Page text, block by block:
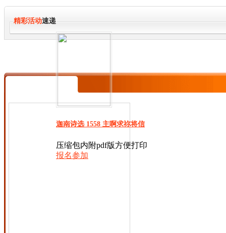
精彩活动速递
迦南诗选 1558 主啊求祢将信
压缩包内附pdf版方便打印
报名参加